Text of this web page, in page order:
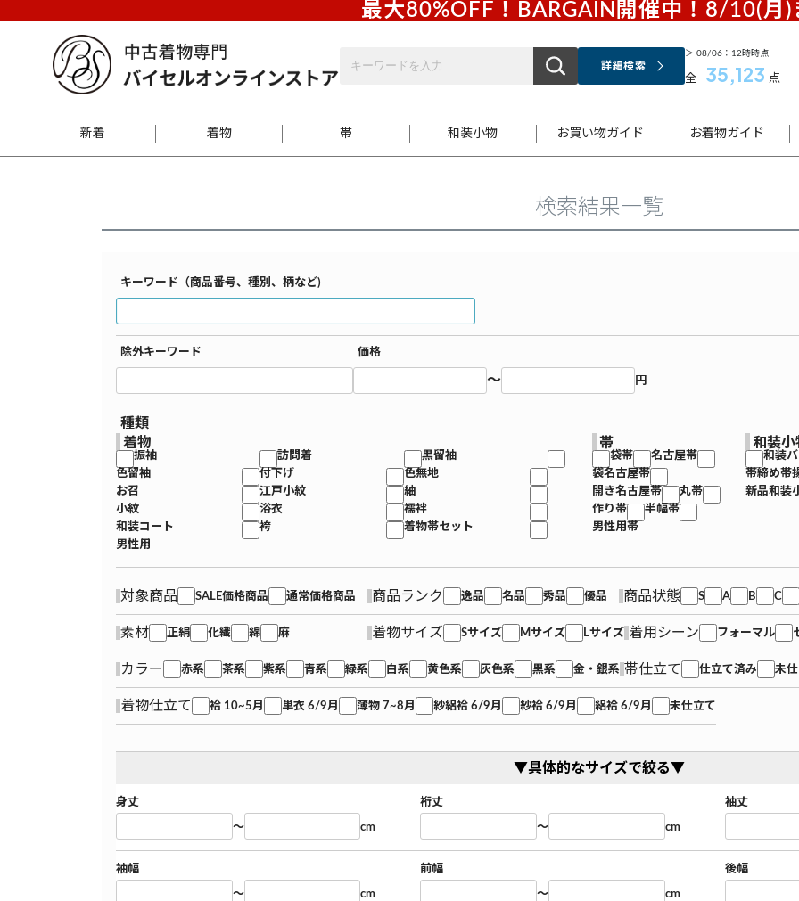
最大80%OFF！BARGAIN開催中！8/10(月)
詳細検索
＞ 08/06：12時時点
全 35,123 点
新着 着物
江戸小紋
帯 和装小物 お買い物ガイド
お支払いについて 着物参考サイズ/採寸について
お着物ガイド
はじめてのお着物ガイド サイズ案内
新規会員登録
着物知識 スタッフブログ
検索結果一覧
キーワード（商品番号、種別、柄など)
除外キーワード 価格
～ 円
種類
着物
振袖 訪問着
黒留袖
色留袖
付下げ
色無地
お召
江戸小紋
紬
小紋
浴衣
襦袢
和装コート
袴
着物帯セット
男性用
帯
袋帯
名古屋帯
袋名古屋帯
開き名古屋帯
丸帯
作り帯
半幅帯
男性用帯
和装小
和装
帯締め帯
新品和装
対象商品 SALE価格商品 通常価格商品 商品ランク 逸品 名品 秀品 優品 商品状態 S A B C
素材 正絹 化繊 綿 麻 着物サイズ Sサイズ Mサイズ Lサイズ 着用シーン フォーマル
カラー 赤系 茶系 紫系 青系 緑系 白系 黄色系 灰色系 黒系 金・銀系 帯仕立て 仕立て済み 未
着物仕立て 袷 10~5月 単衣 6/9月 薄物 7~8月 紗絽袷 6/9月 紗袷 6/9月 絽袷 6/9月 未仕立て
▼具体的なサイズで絞る▼
身丈
～ cm
裄丈
～ cm
袖丈
袖幅
～ cm
前幅
～ cm
後幅